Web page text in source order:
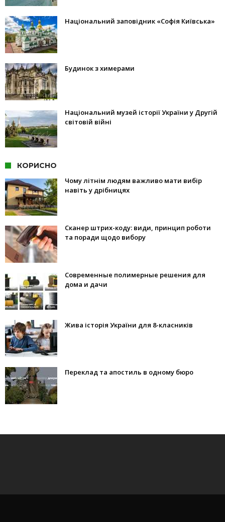
Національний заповідник «Софія Київська»
Будинок з химерами
Національний музей історії України у Другій
світовій війні
КОРИСНО
Чому літнім людям важливо мати вибір
навіть у дрібницях
Сканер штрих-коду: види, принцип роботи
та поради щодо вибору
Современные полимерные решения для
дома и дачи
Жива історія України для 8-класників
Переклад та апостиль в одному бюро